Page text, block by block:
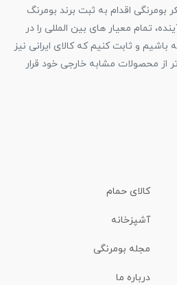
بومرنگی اقدام به ثبت برند بومرنگ
تمام معیار های بین المللی را در
و ثابت کنیم که کالای ایرانی نیز
از محصولات مشابه خارجی خود قرار
کالای حمام
آشپزخانه
مجله بومرنگی
درباره ما